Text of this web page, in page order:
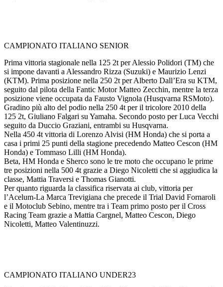
CAMPIONATO ITALIANO SENIOR
Prima vittoria stagionale nella 125 2t per Alessio Polidori (TM) che
si impone davanti a Alessandro Rizza (Suzuki) e Maurizio Lenzi
(KTM). Prima posizione nella 250 2t per Alberto Dall’Era su KTM,
seguito dal pilota della Fantic Motor Matteo Zecchin, mentre la terza
posizione viene occupata da Fausto Vignola (Husqvarna RSMoto).
Gradino più alto del podio nella 250 4t per il tricolore 2010 della
125 2t, Giuliano Falgari su Yamaha. Secondo posto per Luca Vecchi
seguito da Duccio Graziani, entrambi su Husqvarna.
Nella 450 4t vittoria di Lorenzo Alvisi (HM Honda) che si porta a
casa i primi 25 punti della stagione precedendo Matteo Cescon (HM
Honda) e Tommaso Lilli (HM Honda).
Beta, HM Honda e Sherco sono le tre moto che occupano le prime
tre posizioni nella 500 4t grazie a Diego Nicoletti che si aggiudica la
classe, Mattia Traversi e Thomas Gianotti.
Per quanto riguarda la classifica riservata ai club, vittoria per
l’Acelum-La Marca Trevigiana che precede il Trial David Fornaroli
e il Motoclub Sebino, mentre tra i Team primo posto per il Cross
Racing Team grazie a Mattia Cargnel, Matteo Cescon, Diego
Nicoletti, Matteo Valentinuzzi.
CAMPIONATO ITALIANO UNDER23